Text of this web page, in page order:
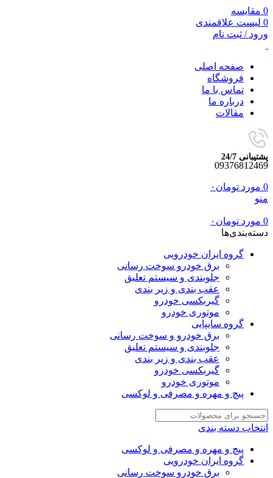
0 مقایسه
0 لیست علاقمندی
ورود / ثبت نام
صفحه اصلی
فروشگاه
تماس با ما
درباره ما
مقالات
پشتیبانی 24/7
09376812469
0 مورد تومان ۰
منو
0 مورد تومان ۰
دسته‌بندی‌ها
گروه ایران خودرویی
برق خودرو سوخت رسانی
جلوبندی و سیستم تعلیق
عقب بندی و زیر بندی
گیربکسی خودرو
موتوری خودرو
گروه سایپایی
برق خودرو و سوخت رسانی
جلوبندی و سیستم تعلیق
عقب بندی و زیر بندی
گیربکسی خودرو
موتوری خودرو
پیچ و مهره و مصرفی و لوکسی
انتخاب دسته بندی
پیچ و مهره و مصرفی و لوکسی
گروه ایران خودرویی
برق خودرو سوخت رسانی